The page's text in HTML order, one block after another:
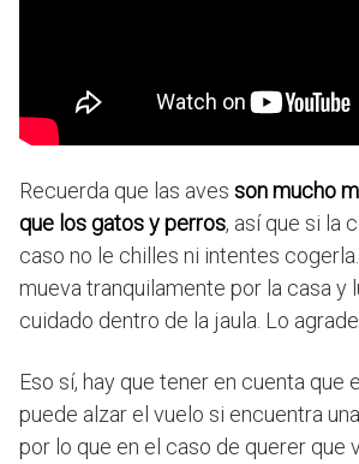
Recuerda que las aves son mucho
que los gatos y perros, así que si la
caso no le chilles ni intentes
mueva tranquilamente por la casa y
cuidado dentro de la jaula. Lo
Eso sí, hay que tener en cuenta que
puede alzar el vuelo si encuentra
por lo que en el caso de querer que